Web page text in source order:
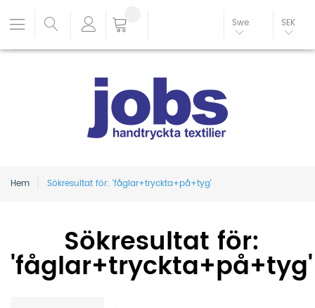
Swe SEK
Hem Sökresultat för: 'fåglar+tryckta+på+tyg'
Sökresultat för:
'fåglar+tryckta+på+tyg'